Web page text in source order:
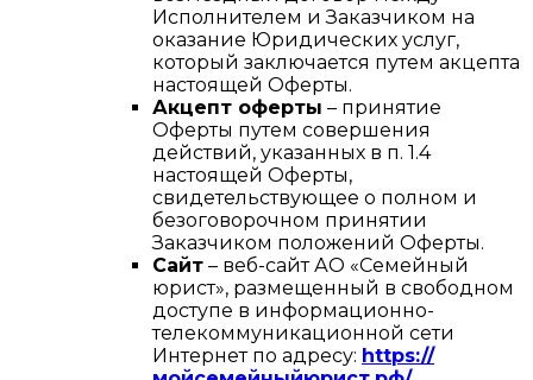
Исполнителем и Заказчиком на
оказание Юридических услуг,
который заключается путем акцепта
настоящей Оферты.
Акцепт оферты – принятие
Оферты путем совершения
действий, указанных в п. 1.4
настоящей Оферты,
свидетельствующее о полном и
безоговорочном принятии
Заказчиком положений Оферты.
Сайт – веб-сайт АО «Семейный
юрист», размещенный в свободном
доступе в информационно-
телекоммуникационной сети
Интернет по адресу: https://